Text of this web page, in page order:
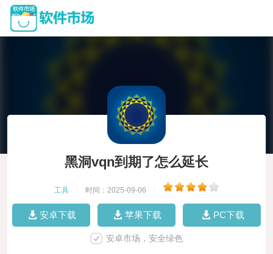
黑洞vqn到期了怎么延长
工具 时间：2025-09-06
安卓下载 苹果下载 PC下载
安卓市场，安全绿色